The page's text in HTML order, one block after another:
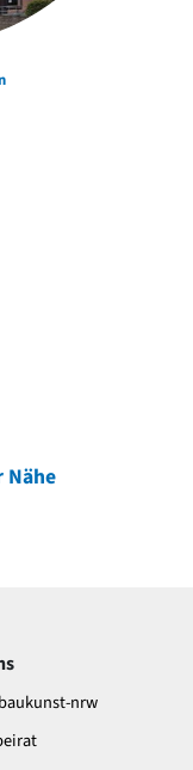
Nähe
nrw